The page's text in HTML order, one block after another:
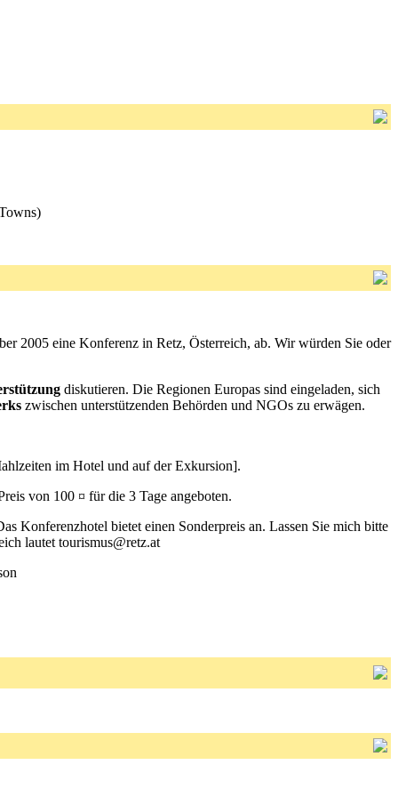
2005 eine Konferenz in Retz, Österreich, ab. Wir würden Sie oder
diskutieren. Die Regionen Europas sind eingeladen, sich
zwischen unterstützenden Behörden und NGOs zu erwägen.
im Hotel und auf der Exkursion].
von 100 ¤ für die 3 Tage angeboten.
Konferenzhotel bietet einen Sonderpreis an. Lassen Sie mich bitte
lautet tourismus@retz.at